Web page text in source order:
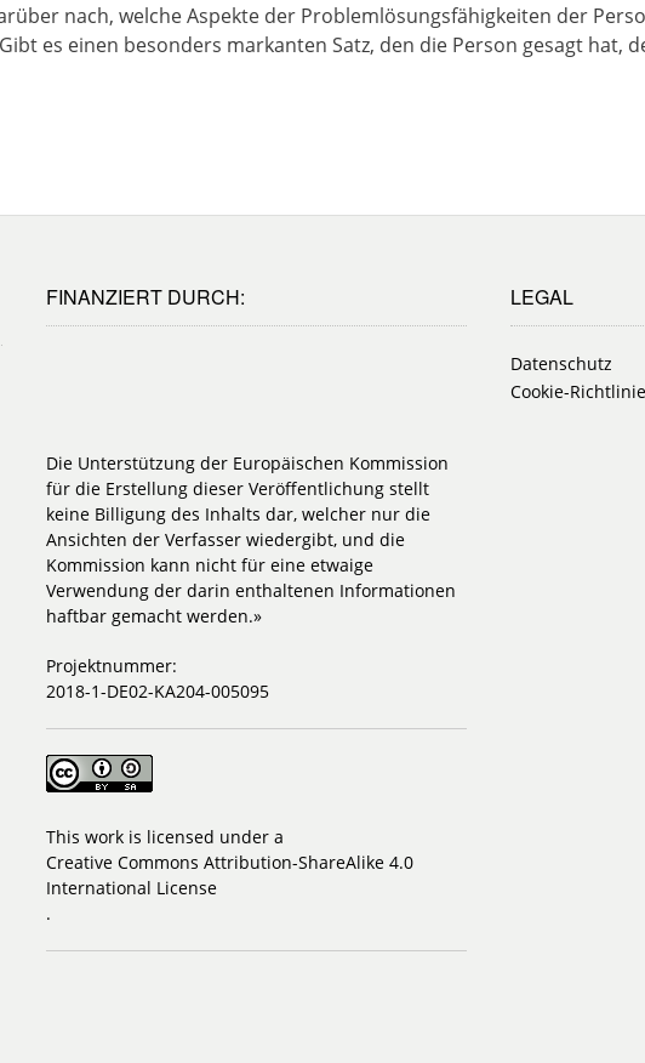
nach, welche Aspekte der Problemlösungsfähigkeiten der
es einen besonders markanten Satz, den die Person gesagt hat,
FINANZIERT DURCH:
Die Unterstützung der Europäischen Kommission
für die Erstellung dieser Veröffentlichung stellt
keine Billigung des Inhalts dar, welcher nur die
Ansichten der Verfasser wiedergibt, und die
Kommission kann nicht für eine etwaige
Verwendung der darin enthaltenen Informationen
haftbar gemacht werden.»
Projektnummer:
2018-1-DE02-KA204-005095
This work is licensed under a
Creative Commons Attribution-ShareAlike 4.0
International License
.
LEGAL
Datenschutz
Cookie-